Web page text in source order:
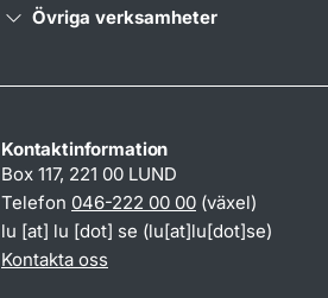
Övriga verksamheter
Kontaktinformation
Box 117, 221 00 LUND
Telefon 046-222 00 00 (växel)
lu [at] lu [dot] se (lu[at]lu[dot]se)
Kontakta oss